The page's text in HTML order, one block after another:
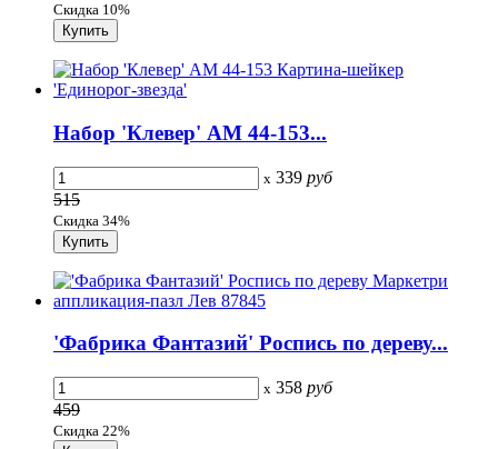
Скидка 10%
Набор 'Клевер' АМ 44-153...
x 339 руб
515
Скидка 34%
'Фабрика Фантазий' Роспись по дереву...
x 358 руб
459
Скидка 22%